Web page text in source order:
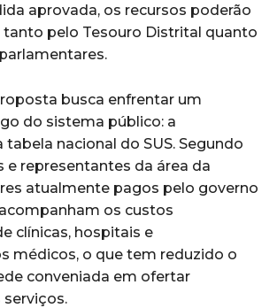
aprovada, os recursos poderão
tanto pelo Tesouro Distrital quanto
busca enfrentar um
do sistema público: a
nacional do SUS. Segundo
e representantes da área da
atualmente pagos pelo governo
os custos
clínicas, hospitais e
médicos, o que tem reduzido o
conveniada em ofertar